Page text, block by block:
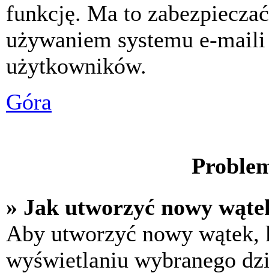
funkcję. Ma to
używaniem systemu e-
użytkowników.
Góra
» Jak utworzyć nowy
Aby utworzyć nowy
wyświetlaniu wybranego